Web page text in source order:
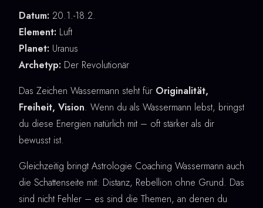
Datum: 20.1.-18.2.
Element: Luft
Planet: Uranus
Archetyp: Der Revolutionär
Das Zeichen Wassermann steht für Originalität,
Freiheit, Vision. Wenn du als Wassermann lebst, bringst
du diese Energien natürlich mit – oft stärker als dir
bewusst ist.
Gleichzeitig bringt Astrologie Coaching Wassermann auch
die Schattenseite mit: Distanz, Rebellion ohne Grund. Das
sind nicht Fehler – es sind die Themen, an denen du